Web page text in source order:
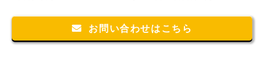
お問い合わせはこちら